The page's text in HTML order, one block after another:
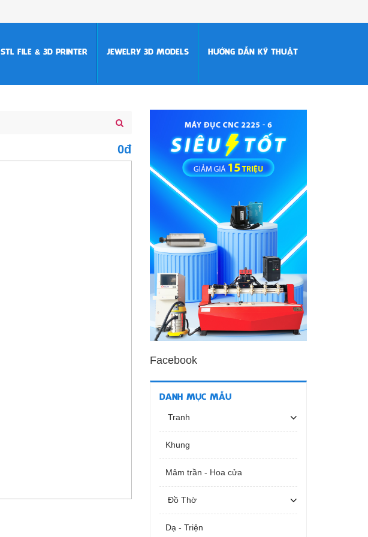
STL FILE & 3D PRINTER JEWELRY 3D MODELS HƯỚNG DẪN KỸ THUẬT
0đ
Facebook
DANH MỤC MẪU
Tranh
Khung
Mâm trần - Hoa cửa
Đồ Thờ
Dạ - Triện